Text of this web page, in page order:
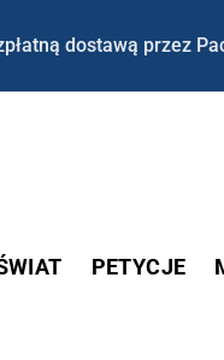
dostawą przez
PETYCJE